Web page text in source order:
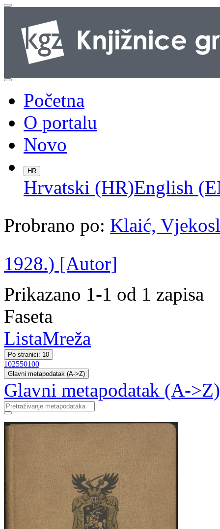
Početna
O portalu
Novo
HR
Hrvatski (HR)English
Probrano po: Klaić,
1928.) [Autor]
Prikazano 1-1 od 1 zapisa
Faseta
ListaMreža
Po stranici: 10
102550100
Glavni metapodatak (A->Z)
Glavni metapodatak (A->Z)